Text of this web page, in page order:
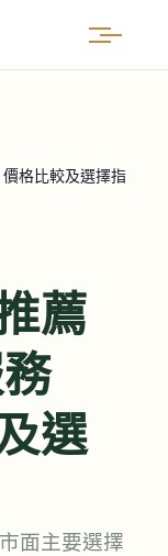
格比較及選擇指
薦
選
面主要選擇